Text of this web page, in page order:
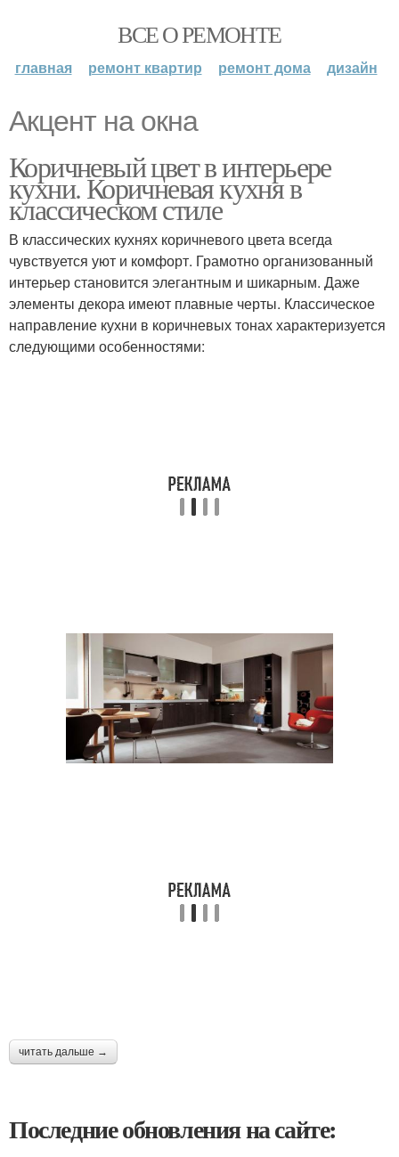
ВСЕ О РЕМОНТЕ
главная ремонт квартир ремонт дома дизайн
Акцент на окна
Коричневый цвет в интерьере
кухни. Коричневая кухня в
классическом стиле
В классических кухнях коричневого цвета всегда
чувствуется уют и комфорт. Грамотно организованный
интерьер становится элегантным и шикарным. Даже
элементы декора имеют плавные черты. Классическое
направление кухни в коричневых тонах характеризуется
следующими особенностями:
читать дальше →
Последние обновления на сайте: